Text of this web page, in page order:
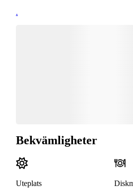
.
Bekvämligheter
Uteplats